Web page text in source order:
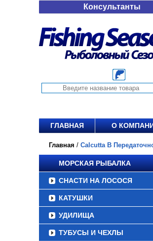
Консультанты
ГЛАВНАЯ О
Главная / Calcutta B
МОРСКАЯ РЫБАЛКА
СНАСТИ НА ЛОСОСЯ
КАТУШКИ
УДИЛИЩА
ТУБУСЫ И ЧЕХЛЫ